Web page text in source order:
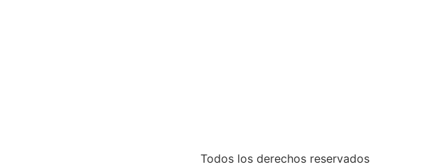
Todos los derechos reservados